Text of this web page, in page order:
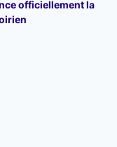
officiellement la